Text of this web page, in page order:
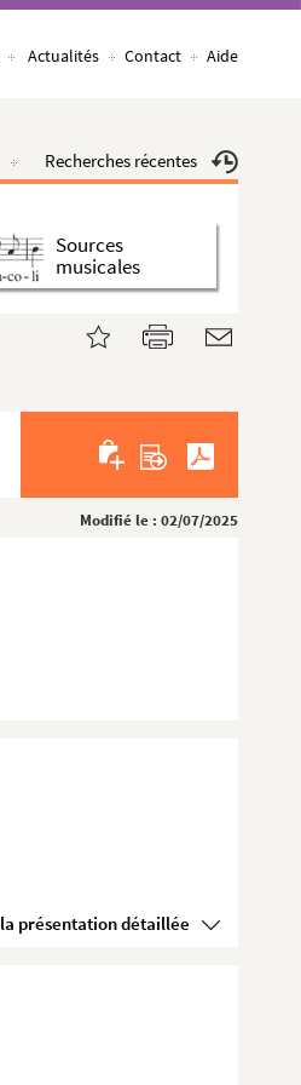
Actualités Contact Aide
Recherches récentes
Sources
musicales
Modifié le : 02/07/2025
Voir la présentation détaillée